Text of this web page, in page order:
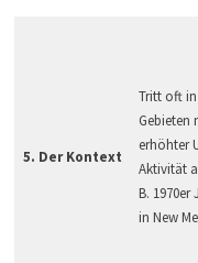
5. Der Kontext
Tritt oft in
Gebieten
erhöhter
Aktivität
B. 1970er
in New